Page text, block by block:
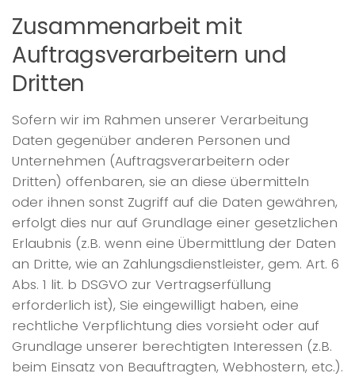
Zusammenarbeit mit
Auftragsverarbeitern und
Dritten
Sofern wir im Rahmen unserer Verarbeitung
Daten gegenüber anderen Personen und
Unternehmen (Auftragsverarbeitern oder
Dritten) offenbaren, sie an diese übermitteln
oder ihnen sonst Zugriff auf die Daten gewähren,
erfolgt dies nur auf Grundlage einer gesetzlichen
Erlaubnis (z.B. wenn eine Übermittlung der Daten
an Dritte, wie an Zahlungsdienstleister, gem. Art. 6
Abs. 1 lit. b DSGVO zur Vertragserfüllung
erforderlich ist), Sie eingewilligt haben, eine
rechtliche Verpflichtung dies vorsieht oder auf
Grundlage unserer berechtigten Interessen (z.B.
beim Einsatz von Beauftragten, Webhostern, etc.).